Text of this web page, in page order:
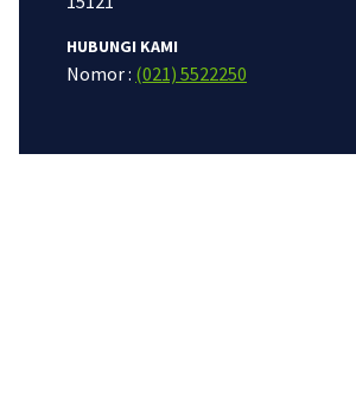
HUBUNGI KAMI
Nomor : (021) 5522250